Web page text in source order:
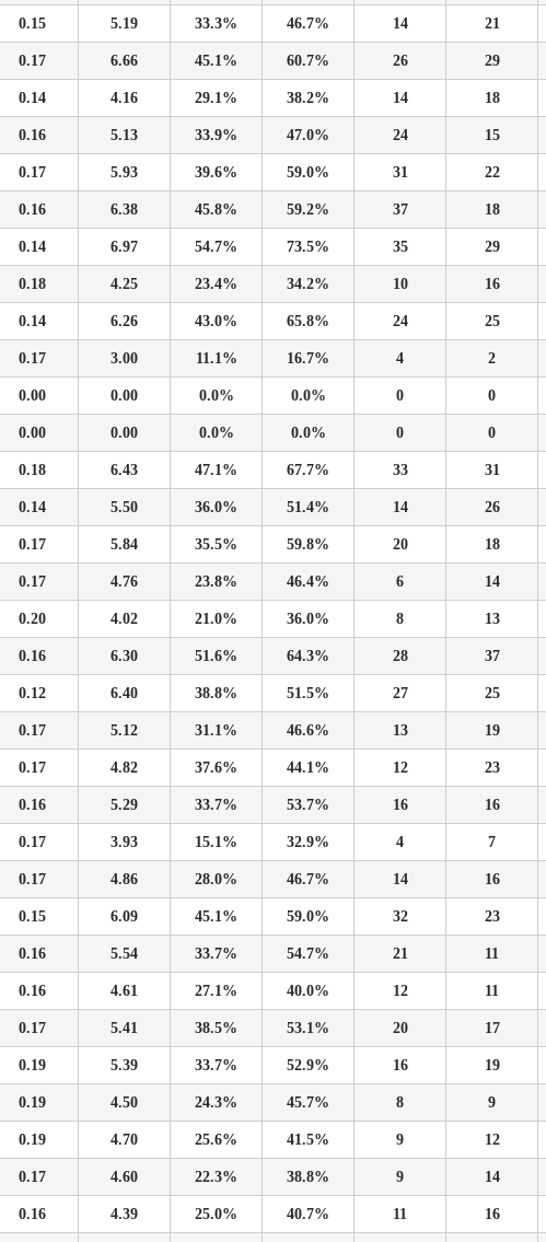
0.15 5.19 33.3% 46.7% 14 21
0.17 6.66 45.1% 60.7% 26 29
0.14 4.16 29.1% 38.2% 14 18
0.16 5.13 33.9% 47.0% 24 15
0.17 5.93 39.6% 59.0% 31 22
0.16 6.38 45.8% 59.2% 37 18
0.14 6.97 54.7% 73.5% 35 29
0.18 4.25 23.4% 34.2% 10 16
0.14 6.26 43.0% 65.8% 24 25
0.17 3.00 11.1% 16.7% 4 2
0.00 0.00 0.0% 0.0% 0 0
0.00 0.00 0.0% 0.0% 0 0
0.18 6.43 47.1% 67.7% 33 31
0.14 5.50 36.0% 51.4% 14 26
0.17 5.84 35.5% 59.8% 20 18
0.17 4.76 23.8% 46.4% 6 14
0.20 4.02 21.0% 36.0% 8 13
0.16 6.30 51.6% 64.3% 28 37
0.12 6.40 38.8% 51.5% 27 25
0.17 5.12 31.1% 46.6% 13 19
0.17 4.82 37.6% 44.1% 12 23
0.16 5.29 33.7% 53.7% 16 16
0.17 3.93 15.1% 32.9% 4 7
0.17 4.86 28.0% 46.7% 14 16
0.15 6.09 45.1% 59.0% 32 23
0.16 5.54 33.7% 54.7% 21 11
0.16 4.61 27.1% 40.0% 12 11
0.17 5.41 38.5% 53.1% 20 17
0.19 5.39 33.7% 52.9% 16 19
0.19 4.50 24.3% 45.7% 8 9
0.19 4.70 25.6% 41.5% 9 12
0.17 4.60 22.3% 38.8% 9 14
0.16 4.39 25.0% 40.7% 11 16